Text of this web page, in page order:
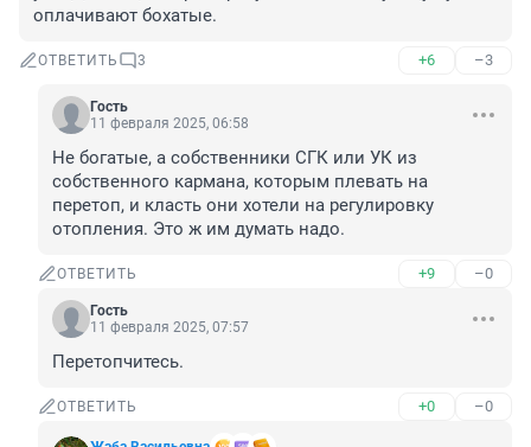
оплачивают бохатые.
ОТВЕТИТЬ 3 +6 –3
Гость
11 февраля 2025, 06:58
Не богатые, а собственники СГК или УК из
собственного кармана, которым плевать на
перетоп, и класть они хотели на регулировку
отопления. Это ж им думать надо.
ОТВЕТИТЬ +9 –0
Гость
11 февраля 2025, 07:57
Перетопчитесь.
ОТВЕТИТЬ +0 –0